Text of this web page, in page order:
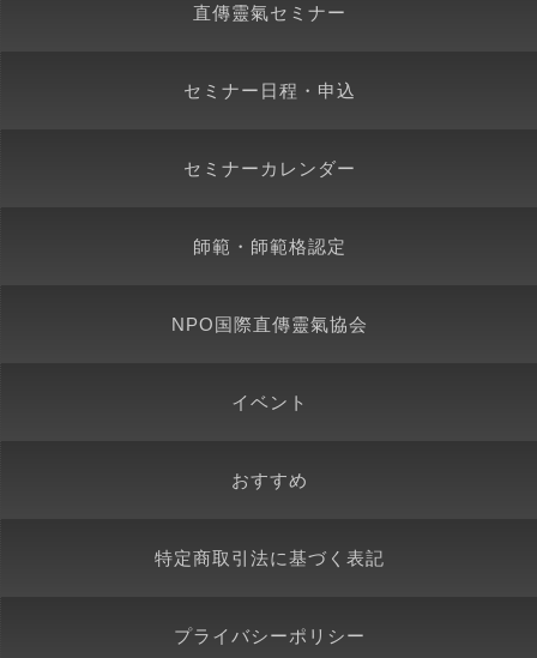
直傳靈氣セミナー
セミナー日程・申込
セミナーカレンダー
師範・師範格認定
NPO国際直傳靈氣協会
イベント
おすすめ
特定商取引法に基づく表記
プライバシーポリシー